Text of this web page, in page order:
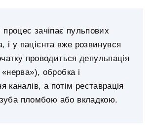
процес зачіпає пульпових
і у пацієнта вже розвинувся
проводиться депульпація
обробка і
каналів, а потім реставрація
пломбою або вкладкою.